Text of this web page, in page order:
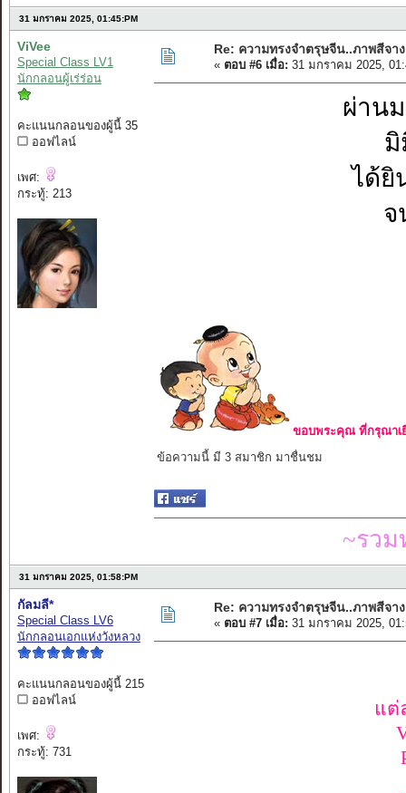
31 มกราคม 2025, 01:45:PM
ViVee
Special Class LV1
นักกลอนผู้เร่ร่อน
คะแนนกลอนของผู้นี้ 35
ออฟไลน์
เพศ:
กระทู้: 213
Re: ความทรงจำตรุษจีน..ภาพสีจาง
« ตอบ #6 เมื่อ: 31 มกราคม 2025,
ผ่าน
มิ
ได้ยิ
จ
ขอบพระคุณ ที่กรุณาเ
ข้อความนี้ มี 3 สมาชิก มาชื่นชม
~รวม
31 มกราคม 2025, 01:58:PM
กัลมลี*
Special Class LV6
นักกลอนเอกแห่งวังหลวง
คะแนนกลอนของผู้นี้ 215
ออฟไลน์
เพศ:
กระทู้: 731
Re: ความทรงจำตรุษจีน..ภาพสีจาง
« ตอบ #7 เมื่อ: 31 มกราคม 2025,
แต่